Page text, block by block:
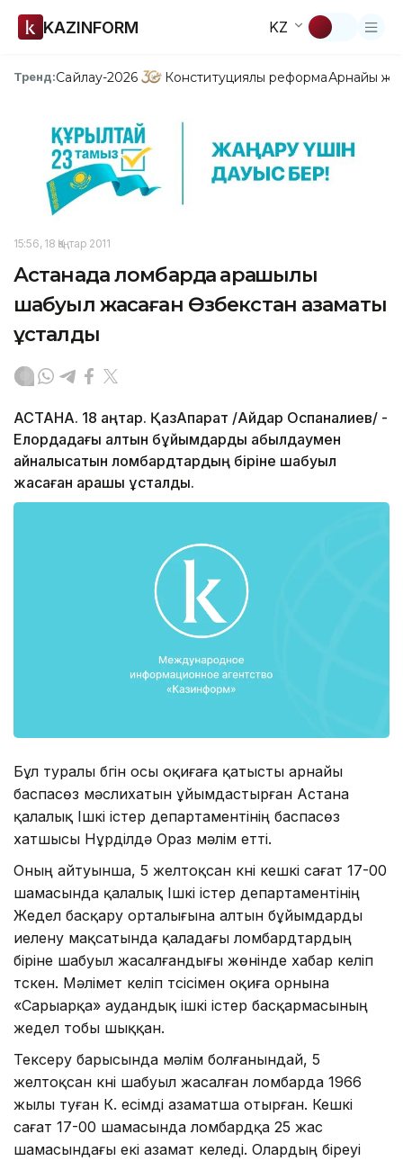
KAZINFORM KZ
Тренд:Сайлау-2026 Конституциялық реформаАрнайы
15:56, 18 Қаңтар 2011
Астанада ломбардқа қарақшылық
шабуыл жасаған Өзбекстан азаматы
ұсталды
АСТАНА. 18 қаңтар. ҚазАқпарат /Айдар Оспаналиев/ -
Елордадағы алтын бұйымдарды қабылдаумен
айналысатын ломбардтардың біріне шабуыл
жасаған қарақшы ұсталды.
Бұл туралы бүгін осы оқиғаға қатысты арнайы
баспасөз мәслихатын ұйымдастырған Астана
қалалық Ішкі істер департаментінің баспасөз
хатшысы Нұрділдә Ораз мәлім етті.
Оның айтуынша, 5 желтоқсан күні кешкі сағат 17-00
шамасында қалалық Ішкі істер департаментінің
Жедел басқару орталығына алтын бұйымдарды
иелену мақсатында қаладағы ломбардтардың
біріне шабуыл жасалғандығы жөнінде хабар келіп
түскен. Мәлімет келіп түсісімен оқиға орнына
«Сарыарқа» аудандық ішкі істер басқармасының
жедел тобы шыққан.
Тексеру барысында мәлім болғанындай, 5
желтоқсан күні шабуыл жасалған ломбарда 1966
жылы туған К. есімді азаматша отырған. Кешкі
сағат 17-00 шамасында ломбардқа 25 жас
шамасындағы екі азамат келеді. Олардың біреуі